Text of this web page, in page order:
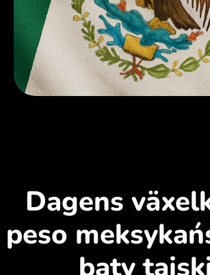
Dagens
peso
baty